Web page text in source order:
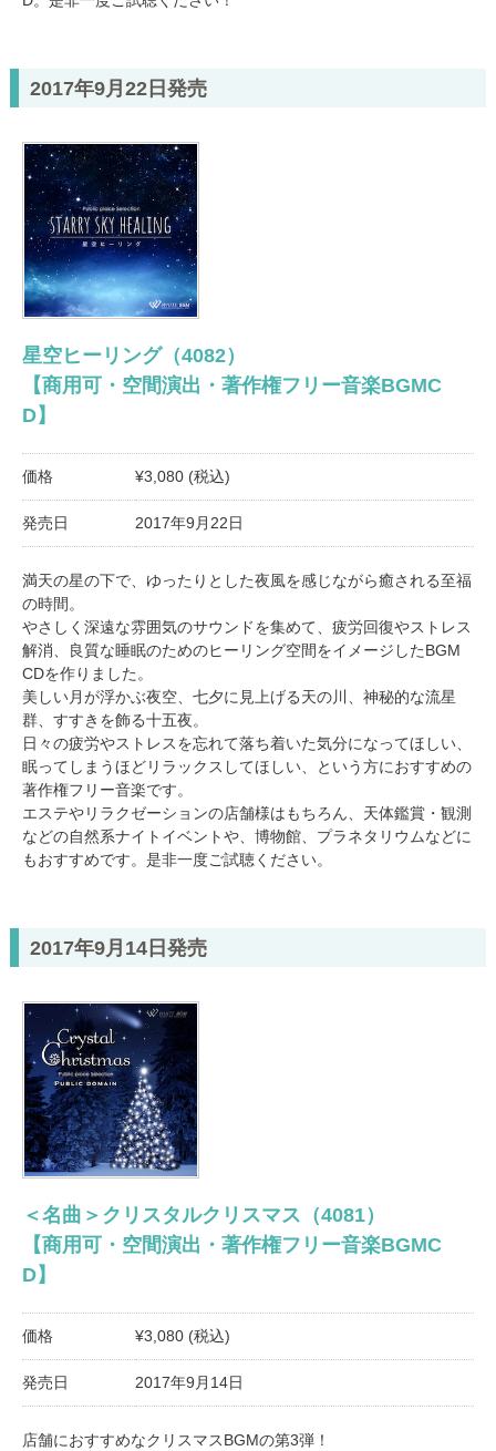
2017年9月22日発売
星空ヒーリング（4082）
【商用可・空間演出・著作権フリー音楽BGMC
D】
価格 ¥3,080 (税込)
発売日 2017年9月22日
満天の星の下で、ゆったりとした夜風を感じながら癒される至福
の時間。
やさしく深遠な雰囲気のサウンドを集めて、疲労回復やストレス
解消、良質な睡眠のためのヒーリング空間をイメージしたBGM
CDを作りました。
美しい月が浮かぶ夜空、七夕に見上げる天の川、神秘的な流星
群、すすきを飾る十五夜。
日々の疲労やストレスを忘れて落ち着いた気分になってほしい、
眠ってしまうほどリラックスしてほしい、という方におすすめの
著作権フリー音楽です。
エステやリラクゼーションの店舗様はもちろん、天体鑑賞・観測
などの自然系ナイトイベントや、博物館、プラネタリウムなどに
もおすすめです。是非一度ご試聴ください。
2017年9月14日発売
＜名曲＞クリスタルクリスマス（4081）
【商用可・空間演出・著作権フリー音楽BGMC
D】
価格 ¥3,080 (税込)
発売日 2017年9月14日
店舗におすすめなクリスマスBGMの第3弾！